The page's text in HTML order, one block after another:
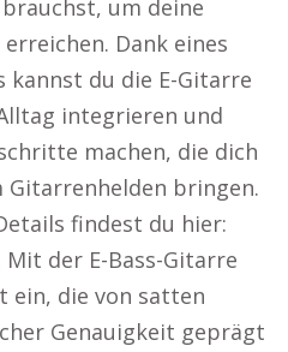
um deine
Dank eines
kannst du die E-Gitarre
integrieren und
machen, die dich
bringen.
findest du hier:
Mit der E-Bass-Gitarre
ein, die von satten
Genauigkeit geprägt